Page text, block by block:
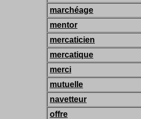
marchéage
mentor
mercaticien
mercatique
merci
mutuelle
navetteur
offre